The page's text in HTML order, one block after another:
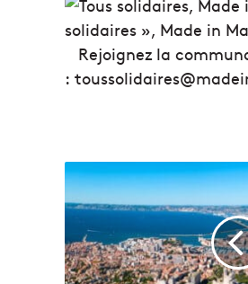
Rejoignez la
:
L
'
i
m
o